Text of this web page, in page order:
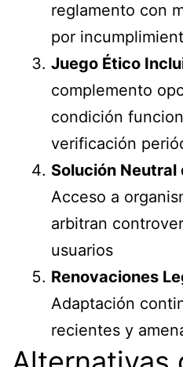
reglamento con
por
Juego Ético
complemento
condición
verificación
Solución
Acceso a
arbitran
usuarios
Renovaciones
Adaptación
recientes y